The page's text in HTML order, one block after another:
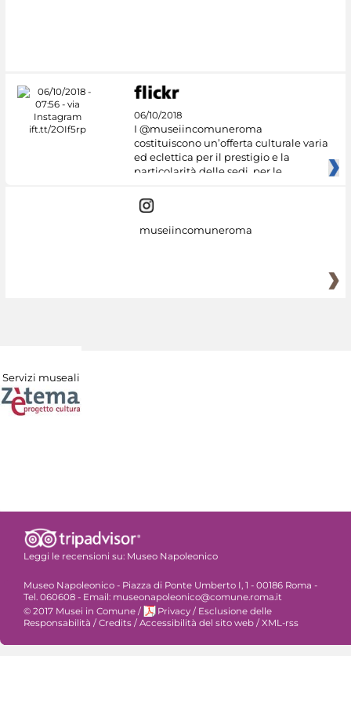
06/10/2018
I @museiincomuneroma
costituiscono un’offerta culturale varia
ed eclettica per il prestigio e la
particolarità delle sedi, per le
museiincomuneroma
Servizi museali
Leggi le recensioni su: Museo Napoleonico
Museo Napoleonico - Piazza di Ponte Umberto I, 1 - 00186 Roma -
Tel. 060608 - Email: museonapoleonico@comune.roma.it
© 2017 Musei in Comune / Privacy / Esclusione delle
Responsabilità / Credits / Accessibilità del sito web / XML-rss